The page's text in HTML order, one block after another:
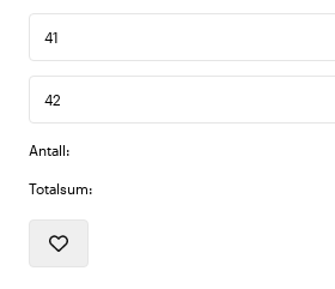
41
42
Antall:
Totalsum: